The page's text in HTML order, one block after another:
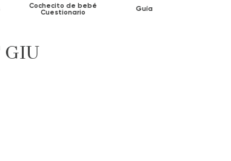
Cochecito de bebé
Cuestionario Guía